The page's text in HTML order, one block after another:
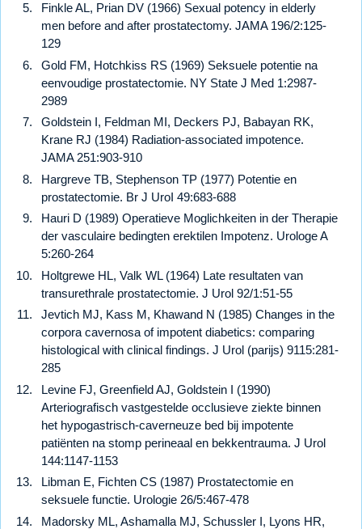
Finkle AL, Prian DV (1966) Sexual potency in elderly
men before and after prostatectomy. JAMA 196/2:125-
129
Gold FM, Hotchkiss RS (1969) Seksuele potentie na
eenvoudige prostatectomie. NY State J Med 1:2987-
2989
Goldstein I, Feldman MI, Deckers PJ, Babayan RK,
Krane RJ (1984) Radiation-associated impotence.
JAMA 251:903-910
Hargreve TB, Stephenson TP (1977) Potentie en
prostatectomie. Br J UroI 49:683-688
Hauri D (1989) Operatieve Moglichkeiten in der Therapie
der vasculaire bedingten erektilen Impotenz. Urologe A
5:260-264
Holtgrewe HL, Valk WL (1964) Late resultaten van
transurethrale prostatectomie. J Urol 92/1:51-55
Jevtich MJ, Kass M, Khawand N (1985) Changes in the
corpora cavernosa of impotent diabetics: comparing
histological with clinical findings. J Urol (parijs) 9115:281-
285
Levine FJ, Greenfield AJ, Goldstein I (1990)
Arteriografisch vastgestelde occlusieve ziekte binnen
het hypogastrisch-caverneuze bed bij impotente
patiënten na stomp perineaal en bekkentrauma. J Urol
144:1147-1153
Libman E, Fichten CS (1987) Prostatectomie en
seksuele functie. Urologie 26/5:467-478
Madorsky ML, Ashamalla MJ, Schussler I, Lyons HR,